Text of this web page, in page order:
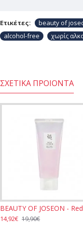
Ετικέτες: beauty of
alcohol-free
χωρίς
ΣΧΕΤΙΚΆ ΠΡΟΙΌΝΤΑ
14,92€ 19,90€